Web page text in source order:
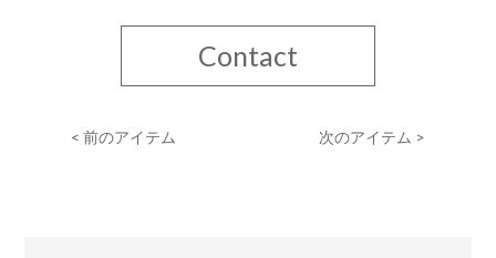
Contact
< 前のアイテム 次のアイテム >